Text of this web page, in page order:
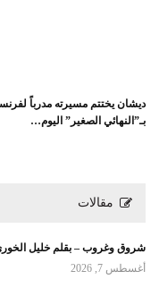
ديشان يختتم مسيرته مدرباً
بـ”النهائي الصغير” اليوم…
مقالات
شروق وغروب – بقلم خليل الخوري
أغسطس 7, 2026